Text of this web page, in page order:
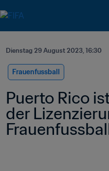
Dienstag 29 August 2023, 16:30
Frauenfussball
Puerto Rico
der